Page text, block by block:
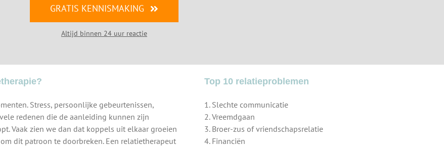
GRATIS KENNISMAKING
Altijd binnen 24 uur reactie
Stress, persoonlijke gebeurtenissen,
redenen die de aanleiding kunnen zijn
Vaak zien we dan dat koppels uit elkaar groeien
dit patroon te doorbreken. Een relatietherapeut
Top 10 relatieproblemen
1. Slechte communicatie
2. Vreemdgaan
3. Broer-zus of vriendschapsrelatie
4. Financiën